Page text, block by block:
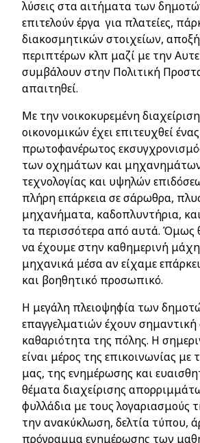
λύσεις στα αιτήματα των
επιτελούν έργα για πλατείες,
διακοσμητικών στοιχείων,
περιπτέρων κλπ μαζί με την
συμβάλουν στην Πολιτική
απαιτηθεί.
Με την νοικοκυρεμένη
οικονομικών έχει επιτευχθεί ένας
πρωτοφανέρωτος
των οχημάτων και
τεχνολογίας και υψηλών
πλήρη επάρκεια σε σάρωθρα,
μηχανήματα, καδοπλυντήρια,
τα περισσότερα από αυτά. Όμως
να έχουμε στην καθημερινή
μηχανικά μέσα αν είχαμε
και βοηθητικό προσωπικό.
Η μεγάλη πλειοψηφία των
επαγγελματιών έχουν
καθαριότητα της πόλης. Η
είναι μέρος της επικοινωνίας με
μας, της ενημέρωσης και
θέματα διαχείρισης
φυλλάδια με τους λογαριασμούς
την ανακύκλωση, δελτία τύπου,
πρόγραμμα ενημέρωσης των